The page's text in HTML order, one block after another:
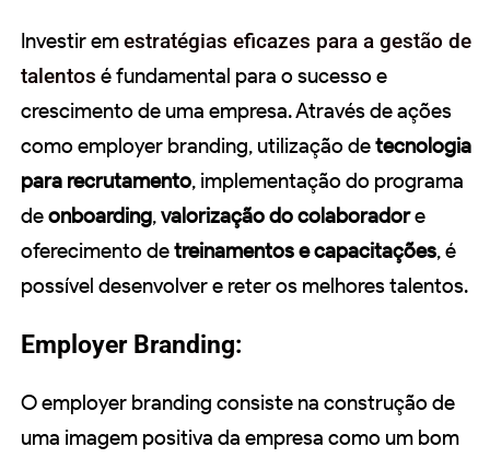
Investir emestratégias eficazes para a gestão de
talentos é fundamental para o sucesso e
crescimento de uma empresa. Através de ações
como employer branding, utilização detecnologia
para recrutamento, implementação do programa
deonboarding,valorização do colaboradore
oferecimento detreinamentos e capacitações, é
possível desenvolver e reter os melhores talentos.
Employer Branding:
O employer branding consiste na construção de
uma imagem positiva da empresa como um bom